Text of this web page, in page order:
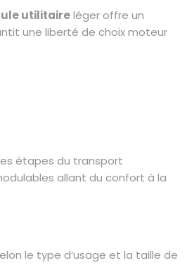
utilitaireléger offre un
une liberté de choix moteur
étapes du transport
allant du confort à la
le type d’usage et la taille de